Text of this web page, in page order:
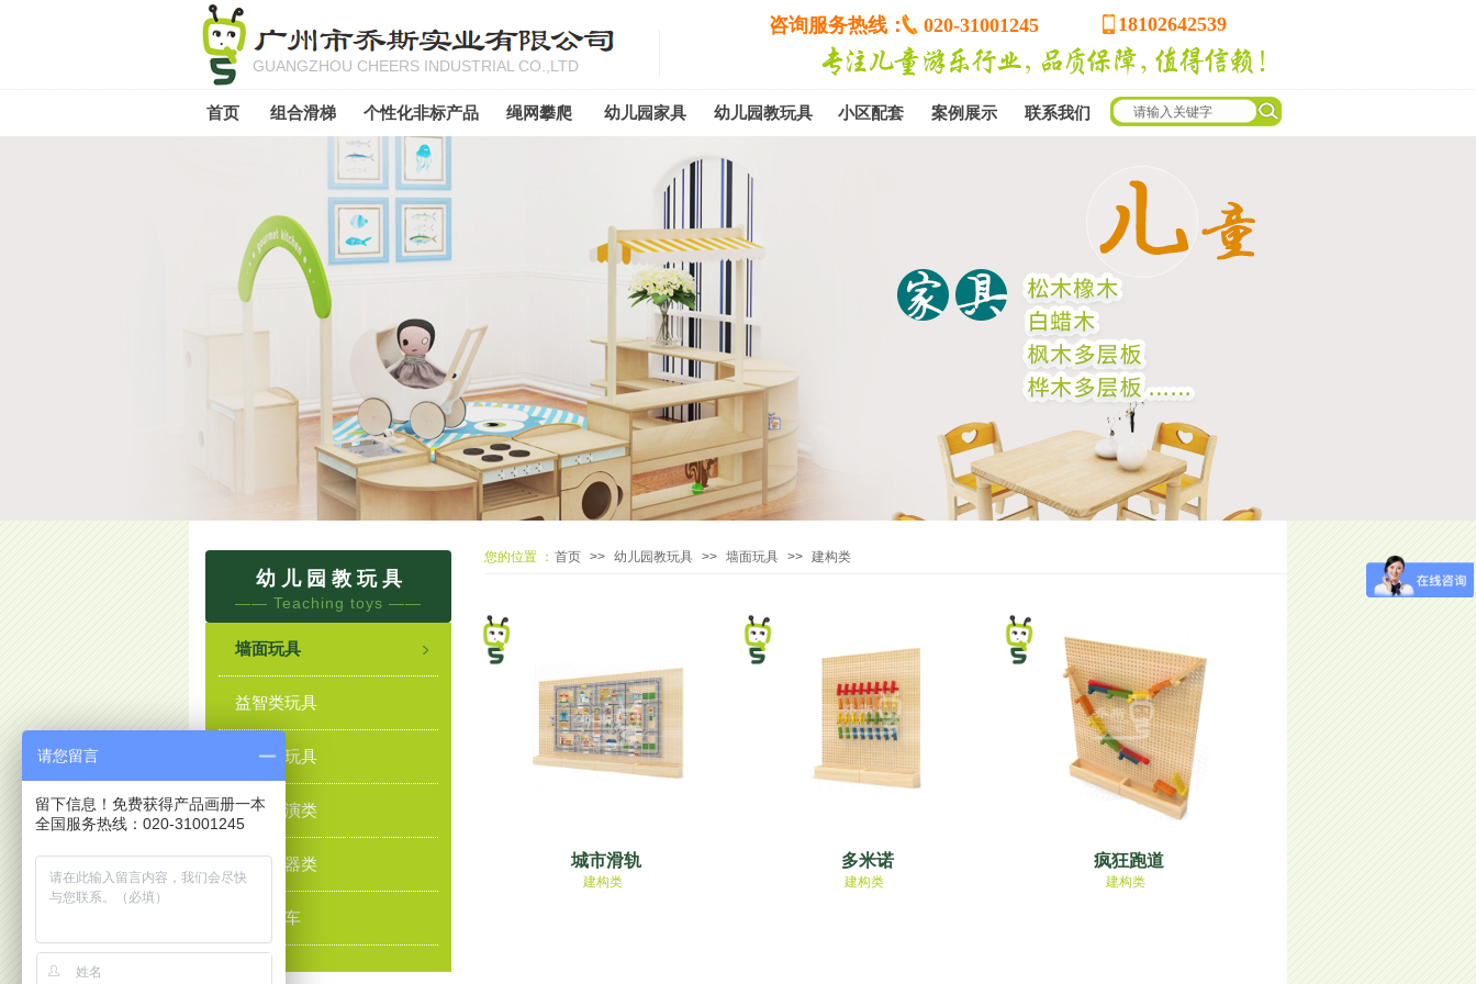
首页 >> 幼儿园教玩具 >> 墙面玩具 >> 建构类
您的位置 ：
幼 儿 园 教 玩 具
—— Teaching toys ——
城市滑轨
建构类
多米诺
建构类
疯狂跑道
建构类
墙面玩具
益智类玩具
构建类玩具
角色扮演类
沙水乐器类
幼儿童车
联系我们
案例展示
小区配套
绳网攀爬
个性化非标产品
组合滑梯 幼儿园家具
首页
GUANGZHOU CHEERS INDUSTRIAL CO.,LTD
18102642539
020-31001245
幼儿园教玩具
咨询服务热线：
请您留言
留下信息！免费获得产品画册一本
全国服务热线：020-31001245